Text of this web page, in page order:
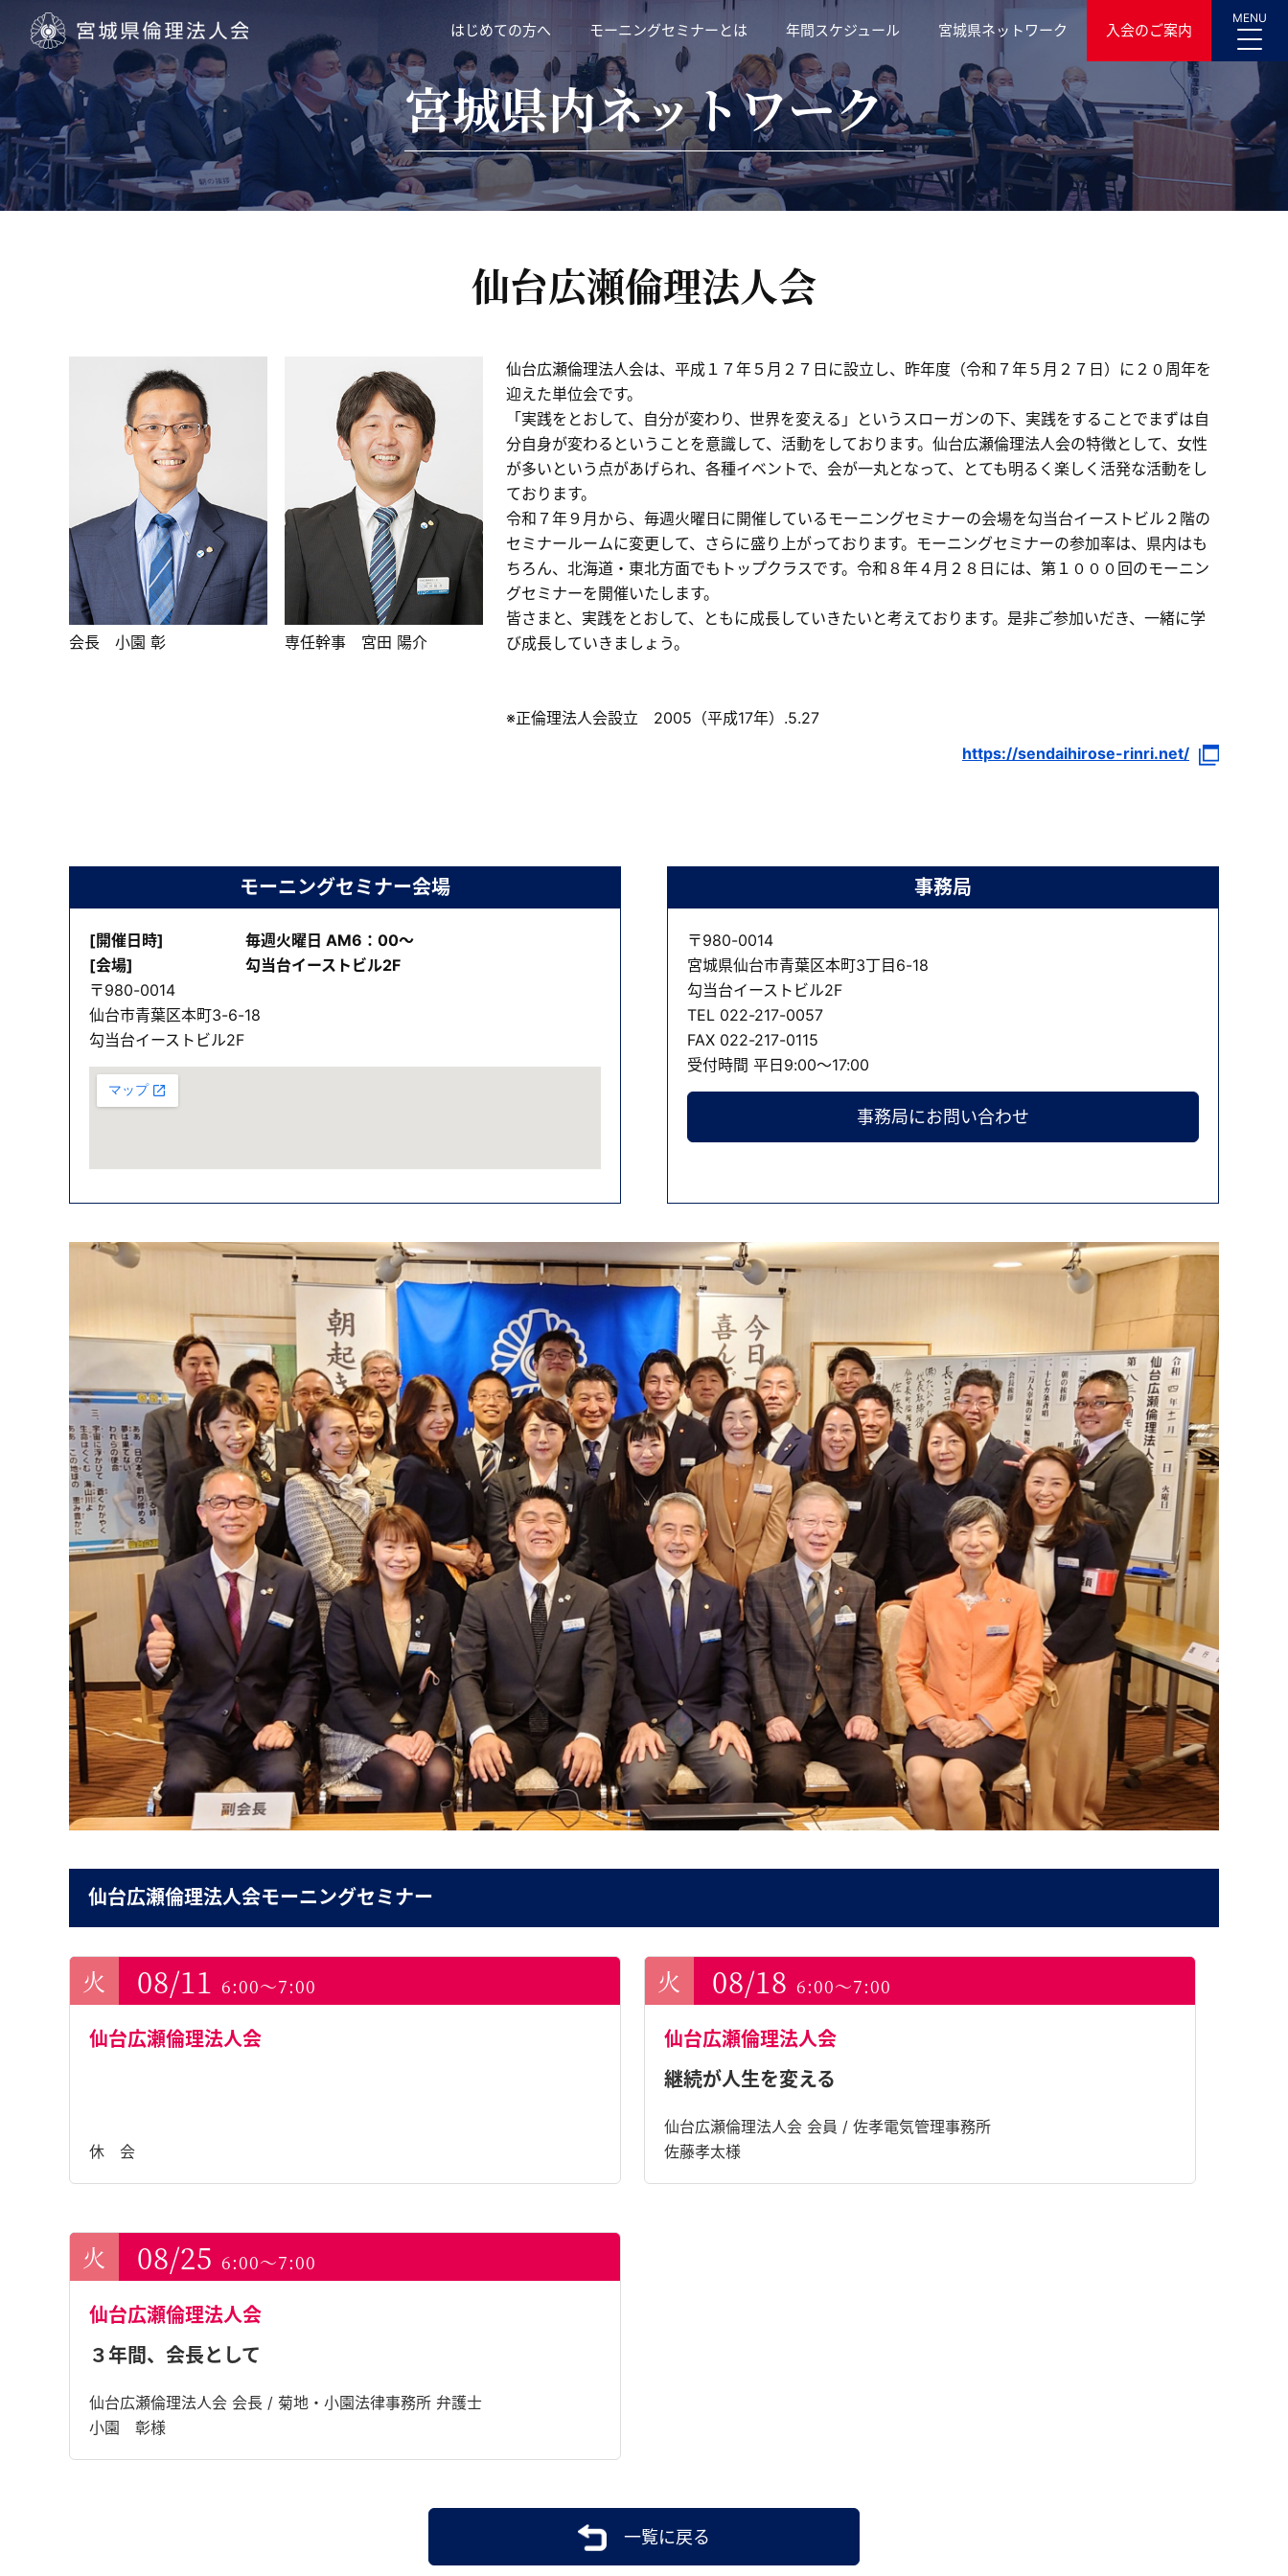
宮城県倫理法人会
はじめての方へ モーニングセミナーとは 年間スケジュール 宮城県ネットワーク 入会のご案内
MENU
宮城県内ネットワーク
仙台広瀬倫理法人会
会長 小園 彰 専任幹事 宮田 陽介
仙台広瀬倫理法人会は、平成１７年５月２７日に設立し、昨年度（令和７年５月２７日）に２０周年を
迎えた単位会です。
「実践をとおして、自分が変わり、世界を変える」というスローガンの下、実践をすることでまずは自
分自身が変わるということを意識して、活動をしております。仙台広瀬倫理法人会の特徴として、女性
が多いという点があげられ、各種イベントで、会が一丸となって、とても明るく楽しく活発な活動をし
ております。
令和７年９月から、毎週火曜日に開催しているモーニングセミナーの会場を勾当台イーストビル２階の
セミナールームに変更して、さらに盛り上がっております。モーニングセミナーの参加率は、県内はも
ちろん、北海道・東北方面でもトップクラスです。令和８年４月２８日には、第１０００回のモーニン
グセミナーを開催いたします。
皆さまと、実践をとおして、ともに成長していきたいと考えております。是非ご参加いだき、一緒に学
び成長していきましょう。
※正倫理法人会設立 2005（平成17年）.5.27
https://sendaihirose-rinri.net/
モーニングセミナー会場
[開催日時]
毎週火曜日 AM6：00～
[会場]
勾当台イーストビル2F
〒980-0014
仙台市青葉区本町3-6-18
勾当台イーストビル2F
事務局
〒980-0014
宮城県仙台市青葉区本町3丁目6-18
勾当台イーストビル2F
TEL 022-217-0057
FAX 022-217-0115
受付時間 平日9:00～17:00
事務局にお問い合わせ
仙台広瀬倫理法人会モーニングセミナー
08/11 6:00～7:00
仙台広瀬倫理法人会
休 会
08/18 6:00～7:00
仙台広瀬倫理法人会
継続が人生を変える
仙台広瀬倫理法人会 会員 / 佐孝電気管理事務所
佐藤孝太様
08/25 6:00～7:00
仙台広瀬倫理法人会
３年間、会長として
仙台広瀬倫理法人会 会長 / 菊地・小園法律事務所 弁護士
小園 彰様
一覧に戻る